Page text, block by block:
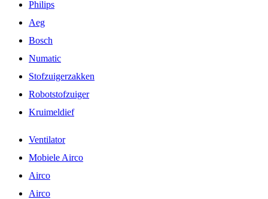
Philips
Aeg
Bosch
Numatic
Stofzuigerzakken
Robotstofzuiger
Kruimeldief
Ventilator
Mobiele Airco
Airco
Airco